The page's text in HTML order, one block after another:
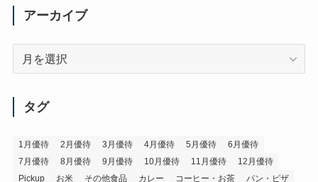
アーカイブ
タグ
1月優待 2月優待 3月優待 4月優待 5月優待
6月優待
7月優待
8月優待 9月優待 10月優待 11月優待
12月優待
Pickup
お米 その他食品 カレー コーヒー・お茶
パン・ピザ